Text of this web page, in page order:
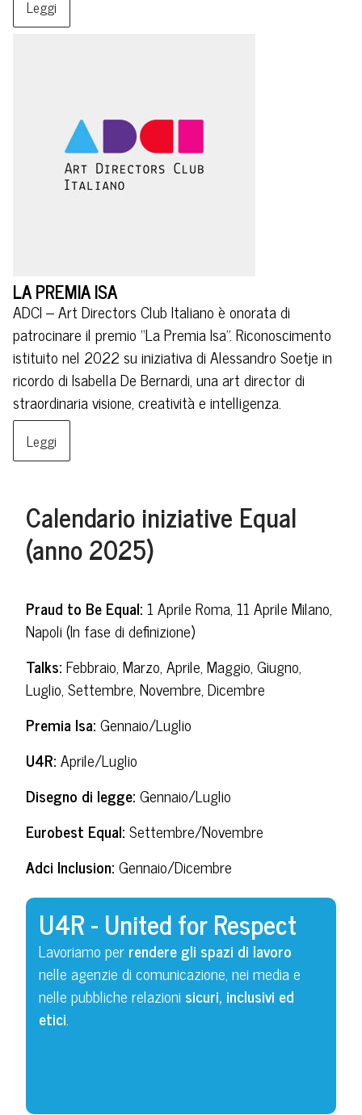
Leggi
LA PREMIA ISA
ADCI – Art Directors Club Italiano è onorata di
patrocinare il premio “La Premia Isa”. Riconoscimento
istituito nel 2022 su iniziativa di Alessandro Soetje in
ricordo di Isabella De Bernardi, una art director di
straordinaria visione, creatività e intelligenza.
Leggi
Calendario iniziative Equal
(anno 2025)
Praud to Be Equal:1 Aprile Roma, 11 Aprile Milano,
Napoli (In fase di definizione)
Talks:Febbraio, Marzo, Aprile, Maggio, Giugno,
Luglio, Settembre, Novembre, Dicembre
Premia Isa:Gennaio/Luglio
U4R:Aprile/Luglio
Disegno di legge:Gennaio/Luglio
Eurobest Equal:Settembre/Novembre
Adci Inclusion:Gennaio/Dicembre
U4R - United for Respect
Lavoriamo perrendere gli spazi di lavoro
nelle agenzie di comunicazione, nei media e
nelle pubbliche relazioni sicuri, inclusivi ed
etici.